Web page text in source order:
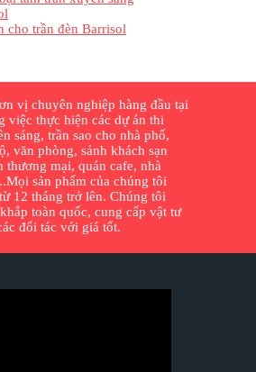
cho trần đèn Barrisol
vị chuyên nghiệp hàng đầu tại
việc thực hiện các dự án thi
sáng, trần sao cho nhà phố,
văn phòng, sảnh khách sạn
thương mại, quán cafe, nhà
sản phẩm của chúng tôi
12 tháng trở lên. Chúng tôi
toàn quốc, cung cấp vật tư
đối tác với giá tốt.